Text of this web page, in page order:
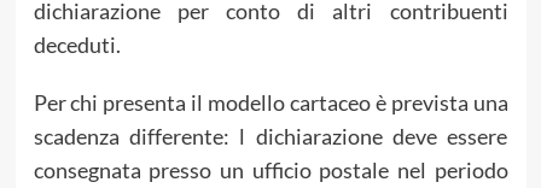
dichiarazione per conto di altri contribuenti
deceduti.
Per chi presenta il modello cartaceo è prevista una
scadenza differente: l dichiarazione deve essere
consegnata presso un ufficio postale nel periodo